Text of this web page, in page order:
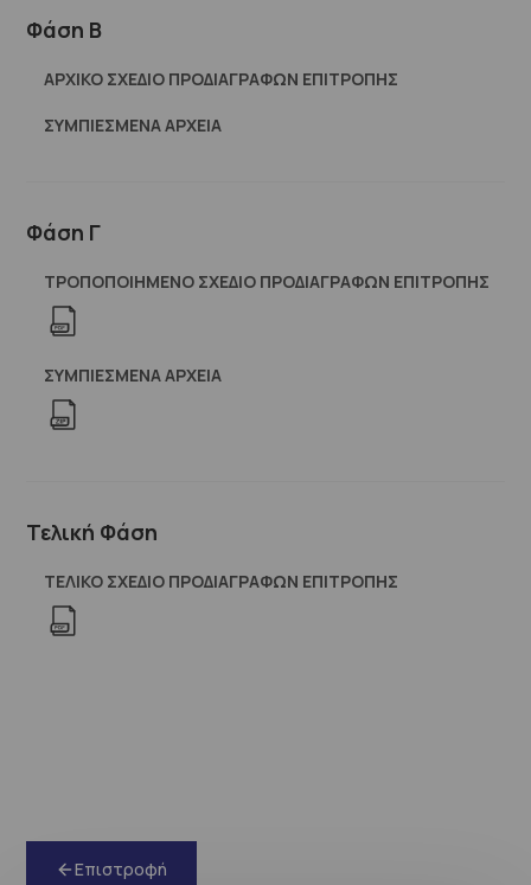
Φάση Β
ΑΡΧΙΚΟ ΣΧΕΔΙΟ ΠΡΟΔΙΑΓΡΑΦΩΝ ΕΠΙΤΡΟΠΗΣ
ΣΥΜΠΙΕΣΜΈΝΑ ΑΡΧΕΊΑ
Φάση Γ
ΤΡΟΠΟΠΟΙΗΜΕΝΟ ΣΧΕΔΙΟ ΠΡΟΔΙΑΓΡΑΦΩΝ ΕΠΙΤΡΟΠΗΣ
ΣΥΜΠΙΕΣΜΈΝΑ ΑΡΧΕΊΑ
Τελική Φάση
ΤΕΛΙΚΟ ΣΧΕΔΙΟ ΠΡΟΔΙΑΓΡΑΦΩΝ ΕΠΙΤΡΟΠΗΣ
Επιστροφή